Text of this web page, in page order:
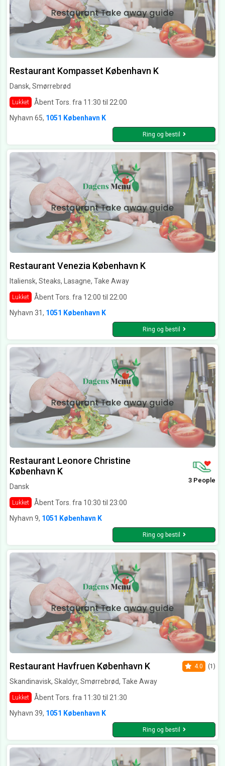
Restaurant Kompasset København K
Dansk, Smørrebrød
Lukket
Åbent Tors. fra 11:30 til 22:00
Nyhavn 65, 1051 København K
Ring og bestil
Restaurant Venezia København K
Italiensk, Steaks, Lasagne, Take Away
Lukket
Åbent Tors. fra 12:00 til 22:00
Nyhavn 31, 1051 København K
Ring og bestil
Restaurant Leonore Christine
København K
Dansk
Lukket Åbent Tors. fra 10:30 til 23:00
3 People
Nyhavn 9, 1051 København K
Ring og bestil
Restaurant Havfruen København K
Skandinavisk, Skaldyr, Smørrebrød, Take Away
Lukket Åbent Tors. fra 11:30 til 21:30
4.0 (1)
Nyhavn 39, 1051 København K
Ring og bestil